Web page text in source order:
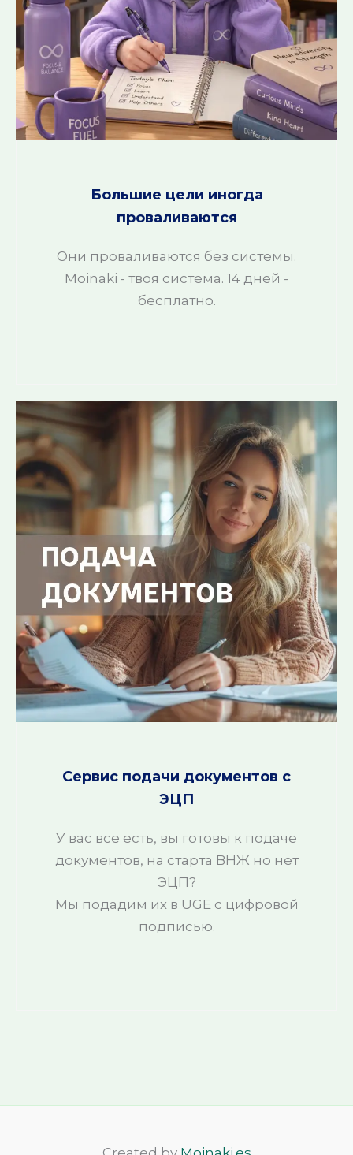
Большие цели иногда
проваливаются
Они проваливаются без системы.
Moinaki - твоя система. 14 дней -
бесплатно.
Сервис подачи документов с
ЭЦП
У вас все есть, вы готовы к подаче
документов, на старта ВНЖ но нет
ЭЦП?
Мы подадим их в UGE с цифровой
подписью.